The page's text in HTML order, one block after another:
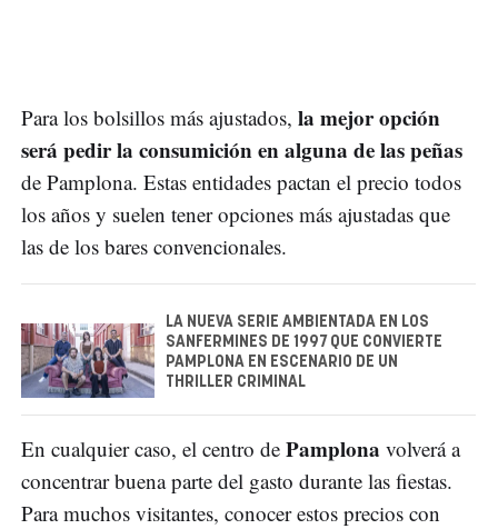
Para los bolsillos más ajustados, la mejor opción
será pedir la consumición en alguna de las peñas
de Pamplona. Estas entidades pactan el precio todos
los años y suelen tener opciones más ajustadas que
las de los bares convencionales.
LA NUEVA SERIE AMBIENTADA EN LOS
SANFERMINES DE 1997 QUE CONVIERTE
PAMPLONA EN ESCENARIO DE UN
THRILLER CRIMINAL
En cualquier caso, el centro de Pamplona volverá a
concentrar buena parte del gasto durante las fiestas.
Para muchos visitantes, conocer estos precios con